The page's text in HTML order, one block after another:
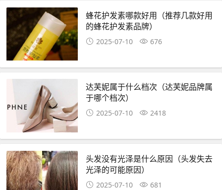
蜂花护发素哪款好用（推荐几款好用
的蜂花护发素品牌）
2025-07-10 676
达芙妮属于什么档次（达芙妮品牌属
于哪个档次）
2025-07-10 2418
头发没有光泽是什么原因（头发失去
光泽的可能原因）
2025-07-10 681